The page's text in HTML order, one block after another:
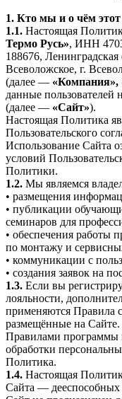
1. Кто мы и о чём этот
1.1. Настоящая
Термо Русь», ИНН
188676,
Всеволожское, г.
(далее —
данные пользователей
(далее — «Сайт»).
Настоящая Политика
Пользовательского
Использование Сайта
условий
Политики.
1.2. Мы являемся
• размещения
• публикации
семинаров для
• обеспечения работы
по монтажу и
• коммуникации с
• создания заявок на
1.3. Если вы
лояльности,
применяются Правила
размещённые на
Правилами программы
обработки
Политика.
1.4. Настоящая
Сайта — дееспособных